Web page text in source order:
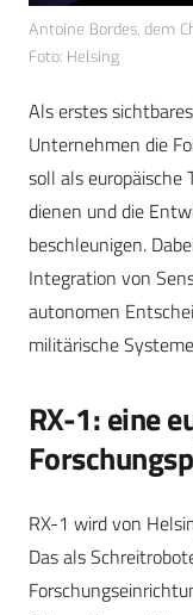
Antoine Bordes, dem
Foto: Helsing
Als erstes
Unternehmen die
soll als europäische
dienen und die
beschleunigen.
Integration von
autonomen
militärische
RX-1: eine
RX-1 wird von
Das als